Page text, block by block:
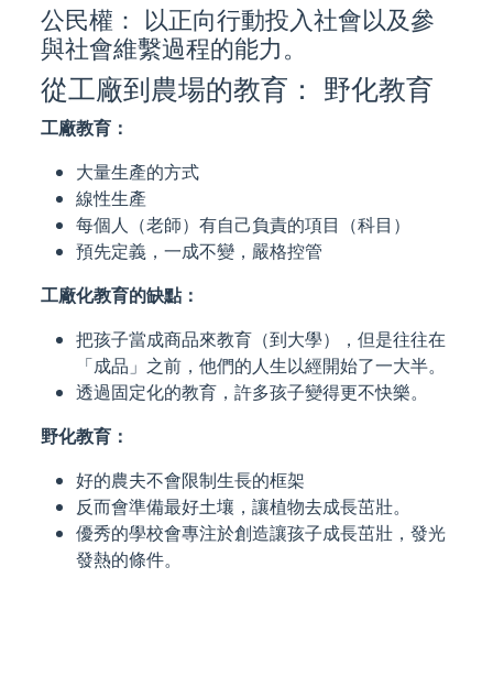
公民權： 以正向行動投入社會以及參
與社會維繫過程的能力。
從工廠到農場的教育： 野化教育
工廠教育：
大量生產的方式
線性生產
每個人（老師）有自己負責的項目（科目）
預先定義，一成不變，嚴格控管
工廠化教育的缺點：
把孩子當成商品來教育（到大學），但是往往在
「成品」之前，他們的人生以經開始了一大半。
透過固定化的教育，許多孩子變得更不快樂。
野化教育：
好的農夫不會限制生長的框架
反而會準備最好土壤，讓植物去成長茁壯。
優秀的學校會專注於創造讓孩子成長茁壯，發光
發熱的條件。